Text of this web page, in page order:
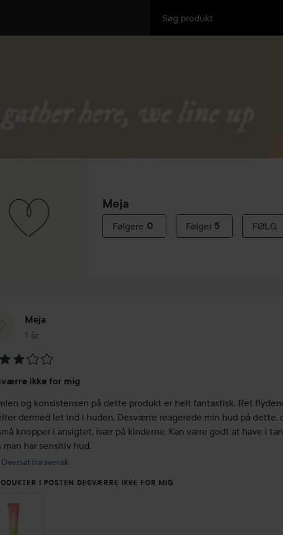
Meja
Følgere 0 Følger 5 FØLG
Meja
1 år
Posten blev oprettet 1 år
ikke for mig
og konsistensen på dette produkt er helt fantastisk. Ret
dermed let ind i huden. Desværre reagerede min hud på dette,
knopper i ansigtet, især på kinderne. Kan være godt at have i
man har sensitiv hud.
Oversat fra svensk
I POSTEN DESVÆRRE IKKE FOR MIG